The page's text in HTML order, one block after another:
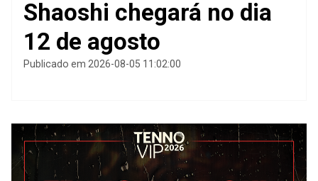
Shaoshi chegará no dia
12 de agosto
Publicado em 2026-08-05 11:02:00